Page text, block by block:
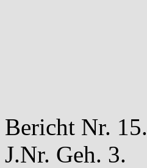
Bericht Nr. 15.
J.Nr. Geh. 3.